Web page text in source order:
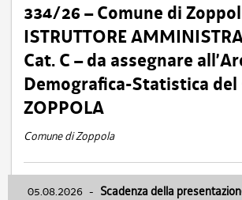
334/26 – Comune di
ISTRUTTORE
Cat. C – da assegnare
Demografica-Statistica del
ZOPPOLA
Comune di Zoppola
05.08.2026 - Scadenza della